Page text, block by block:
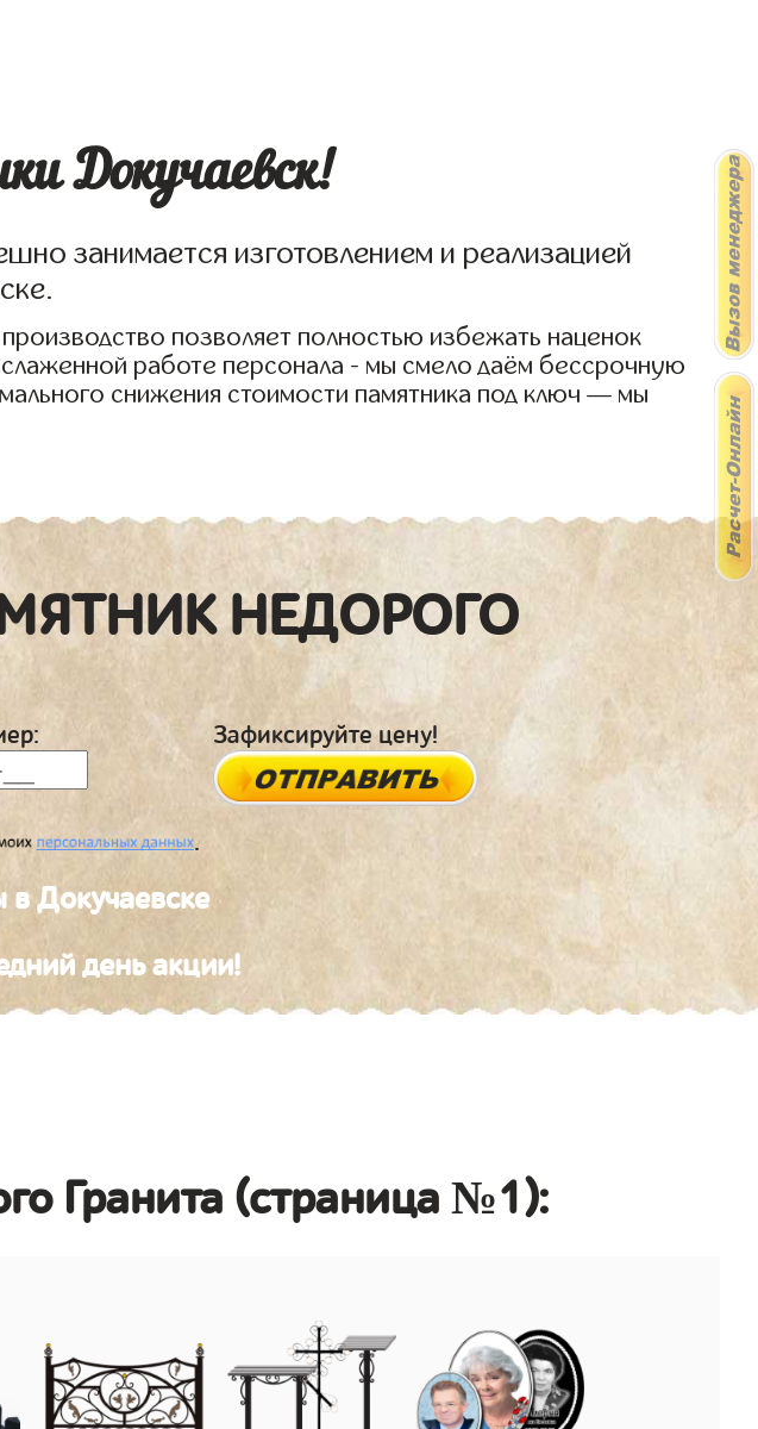
Докучаевск!
занимается изготовлением и реализацией
позволяет полностью избежать наценок
работе персонала - мы смело даём бессрочную
снижения стоимости памятника под ключ — мы
НЕДОРОГО
Зафиксируйте цену!
.
в Докучаевске
день акции!
Гранита (страница №1):